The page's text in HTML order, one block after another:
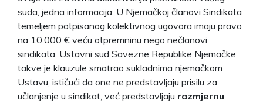
suda, jedna informacija: U Njemačkoj članovi Sindikata
temeljem potpisanog kolektivnog ugovora imaju pravo
na 10.000 € veću otpremninu nego nečlanovi
sindikata. Ustavni sud Savezne Republike Njemačke
takve je klauzule smatrao sukladnima njemačkom
Ustavu, ističući da one ne predstavljaju prisilu za
učlanjenje u sindikat, već predstavljaju razmjernu